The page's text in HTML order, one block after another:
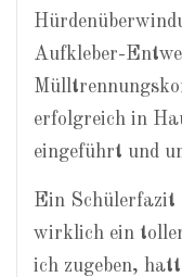
Aufkleber-
erfolgreich in
eingeführt und
Ein Schülerfazit
wirklich ein
ich zugeben,